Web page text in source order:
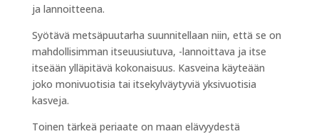
ja lannoitteena.
Syötävä metsäpuutarha suunnitellaan niin, että se on
mahdollisimman itseuusiutuva, -lannoittava ja itse
itseään ylläpitävä kokonaisuus. Kasveina käyteään
joko monivuotisia tai itsekylväytyviä yksivuotisia
kasveja.
Toinen tärkeä periaate on maan elävyydestä